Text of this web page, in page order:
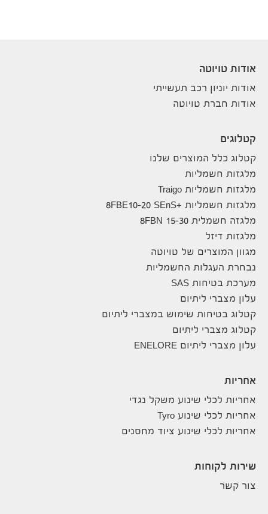
אודות טויוטה
אודות יוניון רכב תעשייתי
אודות חברת טויוטה
קטלוגים
קטלוג כלל המוצרים שלנו
מלגזות חשמליות
מלגזות חשמליות Traigo
מלגזות חשמליות +8FBE10-20 SEnS
מלגזה חשמלית 8FBN 15-30
מלגזות דיזל
מגוון המוצרים של טויוטה
נבחרת העגלות החשמליות
מערכת בטיחות SAS
עלון מצברי ליתיום
קטלוג בטיחות שימוש במצברי ליתיום
קטלוג מצברי ליתיום
עלון מצברי ליתיום ENELORE
אחריות
אחריות לכלי שינוע משקל נגדי
אחריות לכלי שינוע Tyro
אחריות לכלי שינוע ציוד מחסנים
שירות לקוחות
צור קשר